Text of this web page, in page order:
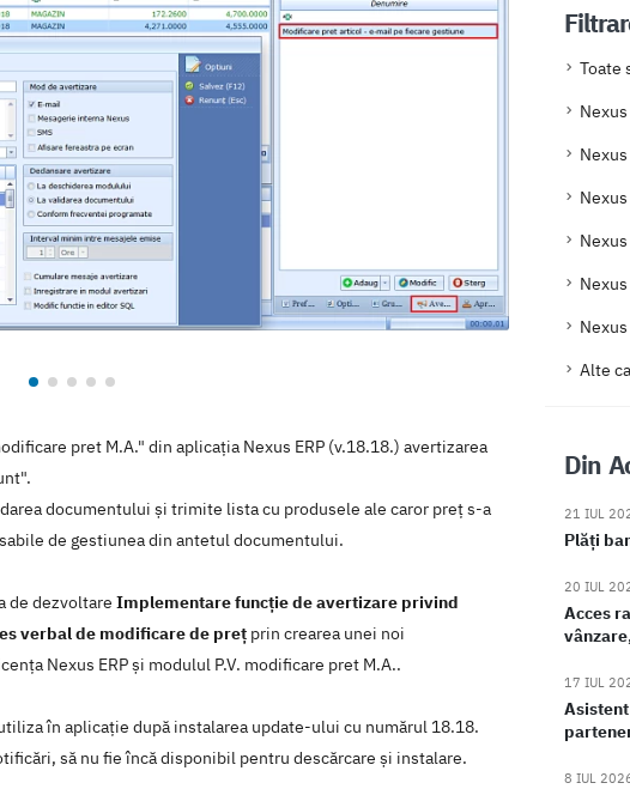
pret M.A." din aplicația Nexus ERP (v.18.18.) avertizarea
documentului și trimite lista cu produsele ale caror preț s-a
de gestiunea din antetul documentului.
de dezvoltare Implementare funcție de avertizare privind
verbal de modificare de preț prin crearea unei noi
Nexus ERP şi modulul P.V. modificare pret M.A..
în aplicaţie după instalarea update-ului cu numărul 18.18.
să nu fie încă disponibil pentru descărcare şi instalare.
Toate
Nexus
Alte
Din
21 IUL
Plăți
20 IUL
Acces
17 IUL
8 IUL